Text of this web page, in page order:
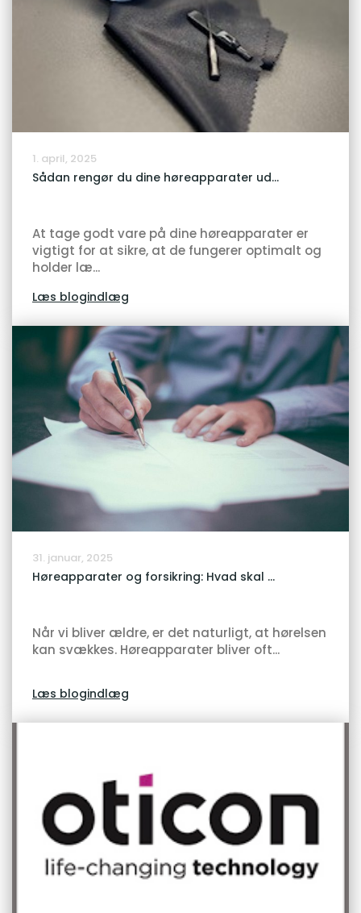
1. april, 2025
Sådan rengør du dine høreapparater ud...
At tage godt vare på dine høreapparater er
vigtigt for at sikre, at de fungerer optimalt og
holder læ...
Læs blogindlæg
31. januar, 2025
Høreapparater og forsikring: Hvad skal ...
Når vi bliver ældre, er det naturligt, at hørelsen
kan svækkes. Høreapparater bliver oft...
Læs blogindlæg